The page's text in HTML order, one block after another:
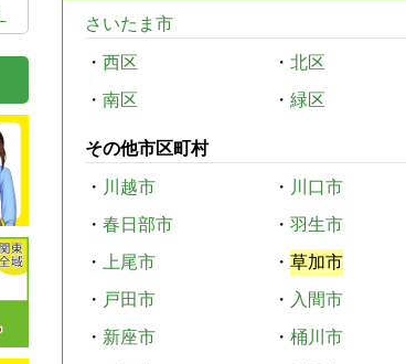
さいたま市
・ 西区 ・ 北区
・ 南区 ・ 緑区
その他市区町村
・ 川越市 ・ 川口市
・ 春日部市 ・ 羽生市
・
上尾市 ・ 草加市
・ 戸田市 ・ 入間市
・ 新座市 ・ 桶川市